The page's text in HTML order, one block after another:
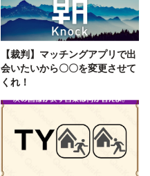
【裁判】マッチングアプリで出
会いたいから〇〇を変更させて
くれ！